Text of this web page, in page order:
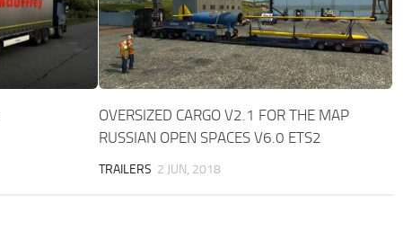
OVERSIZED CARGO V2.1 FOR THE MAP
RUSSIAN OPEN SPACES V6.0 ETS2
TRAILERS 2 JUN, 2018